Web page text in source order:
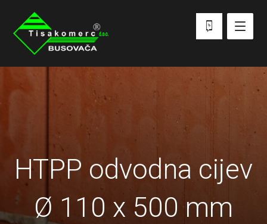
HTPP odvodna cijev
Ø 110 x 500 mm